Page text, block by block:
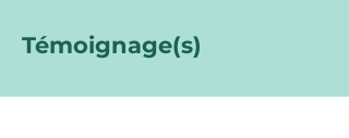
Témoignage(s)